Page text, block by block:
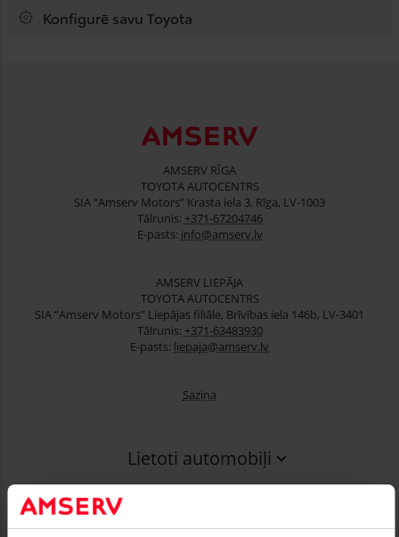
Konfigurē savu Toyota
AMSERV RĪGA
TOYOTA AUTOCENTRS
SIA “Amserv Motors” Krasta iela 3, Rīga, LV-1003
Tālrunis: +371-67204746
E-pasts: info@amserv.lv
AMSERV LIEPĀJA
TOYOTA AUTOCENTRS
SIA “Amserv Motors” Liepājas filiāle, Brīvības iela 146b, LV-3401
Tālrunis: +371-63483930
E-pasts: liepaja@amserv.lv
Saziņa
Lietoti automobiļi
Serviss